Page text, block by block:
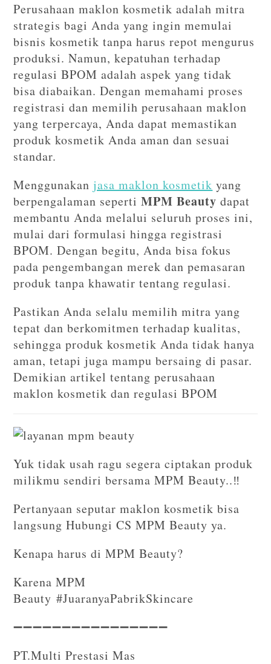
Perusahaan maklon kosmetik adalah mitra
strategis bagi Anda yang ingin memulai
bisnis kosmetik tanpa harus repot mengurus
produksi. Namun, kepatuhan terhadap
regulasi BPOM adalah aspek yang tidak
bisa diabaikan. Dengan memahami proses
registrasi dan memilih perusahaan maklon
yang terpercaya, Anda dapat memastikan
produk kosmetik Anda aman dan sesuai
standar.
Menggunakan jasa maklon kosmetik yang
berpengalaman sepertiMPM Beauty dapat
membantu Anda melalui seluruh proses ini,
mulai dari formulasi hingga registrasi
BPOM. Dengan begitu, Anda bisa fokus
pada pengembangan merek dan pemasaran
produk tanpa khawatir tentang regulasi.
Pastikan Anda selalu memilih mitra yang
tepat dan berkomitmen terhadap kualitas,
sehingga produk kosmetik Anda tidak hanya
aman, tetapi juga mampu bersaing di pasar.
Demikian artikel tentang perusahaan
maklon kosmetik dan regulasi BPOM
Yuk tidak usah ragu segera ciptakan produk
milikmu sendiri bersama MPM Beauty..‼️
Pertanyaan seputar maklon kosmetik bisa
langsung Hubungi CS MPM Beauty ya.
Kenapa harus di MPM Beauty?
Karena MPM
Beauty #JuaranyaPabrikSkincare
➖➖➖➖➖➖➖➖➖➖➖➖➖➖➖➖⁣⁣
PT.Multi Prestasi Mas